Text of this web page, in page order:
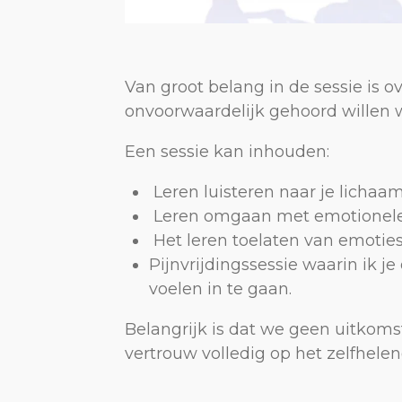
Van groot belang in de sessie is
onvoorwaardelijk gehoord willen
Een sessie kan inhouden:
Leren luisteren naar je lichaam
Leren omgaan met
Het leren toelaten van
Pijnvrijdingssessie waarin ik
voelen in te gaan.
Belangrijk is dat we geen
vertrouw volledig op het